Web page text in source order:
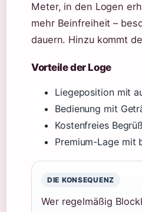
Meter, in den Logen
mehr Beinfreiheit –
dauern. Hinzu kommt
Vorteile der Loge
Liegeposition mit
Bedienung mit
Kostenfreies
Premium-Lage mit
DIE KONSEQUENZ
Wer regelmäßig